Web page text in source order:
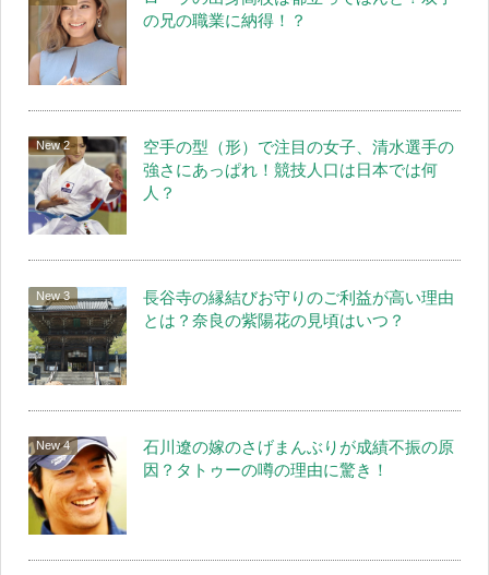
の兄の職業に納得！？
空手の型（形）で注目の女子、清水選手の
強さにあっぱれ！競技人口は日本では何
人？
長谷寺の縁結びお守りのご利益が高い理由
とは？奈良の紫陽花の見頃はいつ？
石川遼の嫁のさげまんぶりが成績不振の原
因？タトゥーの噂の理由に驚き！